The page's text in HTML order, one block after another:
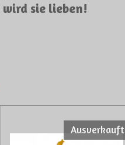
sie lieben!
Ausverkauft